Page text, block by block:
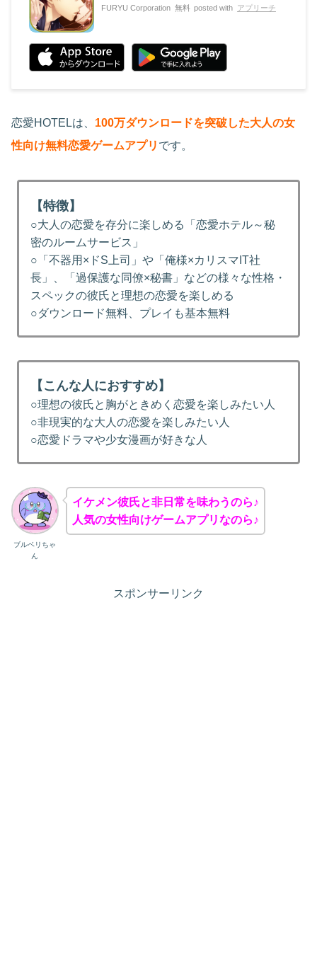
FURYU Corporation 無料 posted with アプリーチ
恋愛HOTELは、 100万ダウンロードを突破した大人の女
性向け無料恋愛ゲームアプリ です。
【特徴】
○大人の恋愛を存分に楽しめる「恋愛ホテル～秘
密のルームサービス」
○「不器用×ドS上司」や「俺様×カリスマIT社
長」、「過保護な同僚×秘書」などの様々な性格・
スペックの彼氏と理想の恋愛を楽しめる
○ダウンロード無料、プレイも基本無料
【こんな人におすすめ】
○理想の彼氏と胸がときめく恋愛を楽しみたい人
○非現実的な大人の恋愛を楽しみたい人
○恋愛ドラマや少女漫画が好きな人
ブルベリちゃ
ん
イケメン彼氏と非日常を味わうのら♪
人気の女性向けゲームアプリなのら♪
スポンサーリンク